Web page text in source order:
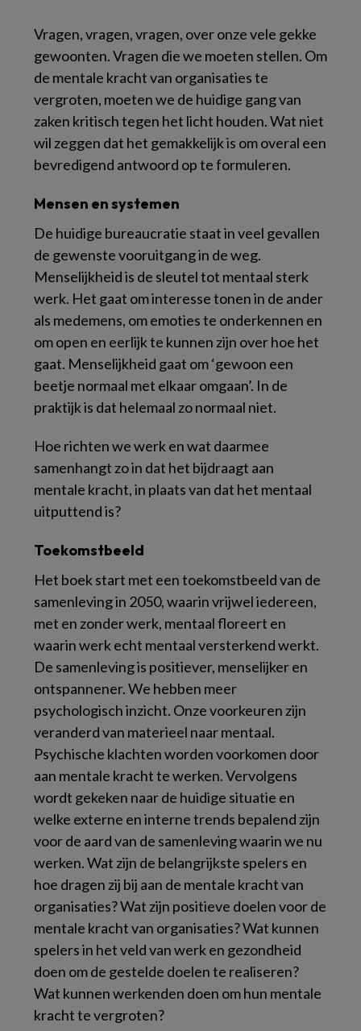
Vragen, vragen, vragen, over onze vele gekke
gewoonten. Vragen die we moeten stellen. Om
de mentale kracht van organisaties te
vergroten, moeten we de huidige gang van
zaken kritisch tegen het licht houden. Wat niet
wil zeggen dat het gemakkelijk is om overal een
bevredigend antwoord op te formuleren.
Mensen en systemen
De huidige bureaucratie staat in veel gevallen
de gewenste vooruitgang in de weg.
Menselijkheid is de sleutel tot mentaal sterk
werk. Het gaat om interesse tonen in de ander
als medemens, om emoties te onderkennen en
om open en eerlijk te kunnen zijn over hoe het
gaat. Menselijkheid gaat om ‘gewoon een
beetje normaal met elkaar omgaan’. In de
praktijk is dat helemaal zo normaal niet.
Hoe richten we werk en wat daarmee
samenhangt zo in dat het bijdraagt aan
mentale kracht, in plaats van dat het mentaal
uitputtend is?
Toekomstbeeld
Het boek start met een toekomstbeeld van de
samenleving in 2050, waarin vrijwel iedereen,
met en zonder werk, mentaal floreert en
waarin werk echt mentaal versterkend werkt.
De samenleving is positiever, menselijker en
ontspannener. We hebben meer
psychologisch inzicht. Onze voorkeuren zijn
veranderd van materieel naar mentaal.
Psychische klachten worden voorkomen door
aan mentale kracht te werken. Vervolgens
wordt gekeken naar de huidige situatie en
welke externe en interne trends bepalend zijn
voor de aard van de samenleving waarin we nu
werken. Wat zijn de belangrijkste spelers en
hoe dragen zij bij aan de mentale kracht van
organisaties? Wat zijn positieve doelen voor de
mentale kracht van organisaties? Wat kunnen
spelers in het veld van werk en gezondheid
doen om de gestelde doelen te realiseren?
Wat kunnen werkenden doen om hun mentale
kracht te vergroten?